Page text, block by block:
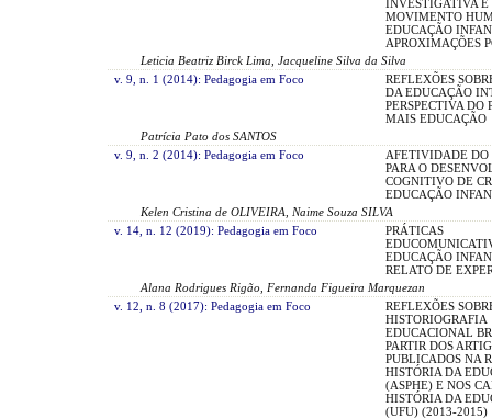
INVESTIGATIVA E
MOVIMENTO
EDUCAÇÃO
APROXIMAÇÕES
Leticia Beatriz Birck Lima, Jacqueline Silva da Silva
v. 9, n. 1 (2014): Pedagogia em Foco
REFLEXÕES
DA EDUCAÇÃO
PERSPECTIVA DO
MAIS EDUCAÇÃO
Patrícia Pato dos SANTOS
v. 9, n. 2 (2014): Pedagogia em Foco
AFETIVIDADE DO
PARA O
COGNITIVO DE
EDUCAÇÃO
Kelen Cristina de OLIVEIRA, Naime Souza SILVA
v. 14, n. 12 (2019): Pedagogia em Foco
PRÁTICAS
EDUCAÇÃO
RELATO DE
Alana Rodrigues Rigão, Fernanda Figueira Marquezan
v. 12, n. 8 (2017): Pedagogia em Foco
REFLEXÕES
HISTORIOGRAFIA
EDUCACIONAL
PARTIR DOS
PUBLICADOS NA
HISTÓRIA DA
(ASPHE) E NOS
HISTÓRIA DA
(UFU) (2013-2015)